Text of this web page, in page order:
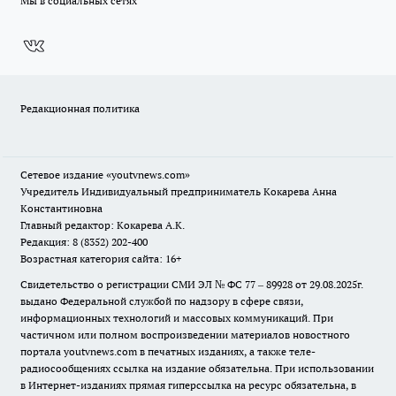
Редакционная политика
Сетевое издание «youtvnews.com»
Учредитель Индивидуальный предприниматель Кокарева Анна
Константиновна
Главный редактор: Кокарева А.К.
Редакция: 8 (8352) 202-400
Возрастная категория сайта: 16+
Свидетельство о регистрации СМИ ЭЛ № ФС 77 – 89928 от 29.08.2025г.
выдано Федеральной службой по надзору в сфере связи,
информационных технологий и массовых коммуникаций. При
частичном или полном воспроизведении материалов новостного
портала youtvnews.com в печатных изданиях, а также теле-
радиосообщениях ссылка на издание обязательна. При использовании
в Интернет-изданиях прямая гиперссылка на ресурс обязательна, в